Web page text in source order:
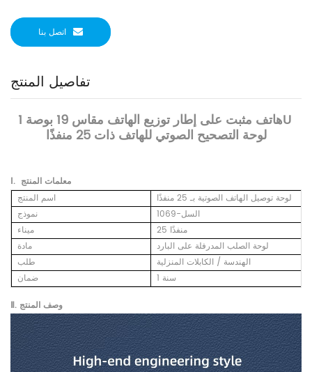
اتصل بنا
تفاصيل المنتج
هاتف مثبت على إطار توزيع الهاتف مقاس 19 بوصة 1U
لوحة التصحيح الصوتي للهاتف ذات 25 منفذًا
Ⅰ. معلمات
اسم المنتج
لوحة توصيل الهاتف الصوتية بـ 25 منفذًا
نموذج
السل-1069
ميناء
25 منفذًا
مادة
لوحة الصلب المدرفلة على البارد
طلب
الهندسة / الكابلات المنزلية
ضمان
1 سنة
Ⅱ. وصف المنتج